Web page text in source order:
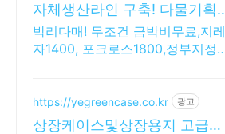
자체생산라인 구축! 다물기획
대형공장 정직한가격상장케이
스
박리다매! 무조건 금박비무료,지레
자1400, 포크로스1800,정부지정
https://yegreencase.co.kr 광고
상장케이스및상장용지 고급스